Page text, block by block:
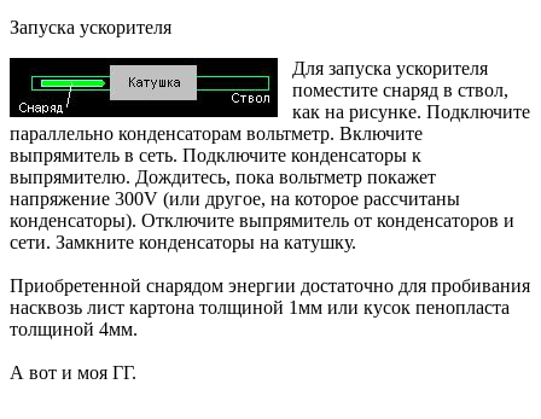
Запуска ускорителя
Для запуска ускорителя
поместите снаряд в ствол,
как на рисунке. Подключите
параллельно конденсаторам вольтметр. Включите
выпрямитель в сеть. Подключите конденсаторы к
выпрямителю. Дождитесь, пока вольтметр покажет
напряжение 300V (или другое, на которое рассчитаны
конденсаторы). Отключите выпрямитель от конденсаторов и
сети. Замкните конденсаторы на катушку.
Приобретенной снарядом энергии достаточно для пробивания
насквозь лист картона толщиной 1мм или кусок пенопласта
толщиной 4мм.
А вот и моя ГГ.